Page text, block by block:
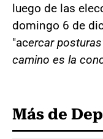
luego de las
domingo 6 de
"acercar
camino es la
Más de